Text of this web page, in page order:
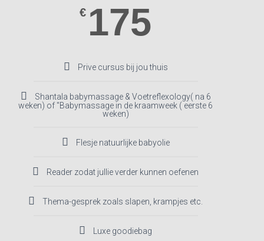
€ 175
Prive cursus bij jou thuis
Shantala babymassage & Voetreflexology( na 6
weken) of "Babymassage in de kraamweek ( eerste 6
weken)
Flesje natuurlijke babyolie
Reader zodat jullie verder kunnen oefenen
Thema-gesprek zoals slapen, krampjes etc.
Luxe goodiebag